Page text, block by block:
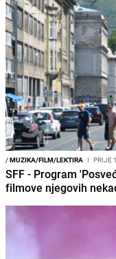
/MUZIKA/FILM/LEKTIRA I PRIJE
SFF - Program
filmove njegovih